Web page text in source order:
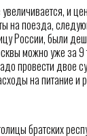
увеличивается, и
на поезда,
России, были
можно уже за 9
провести двое
на питание и
братских